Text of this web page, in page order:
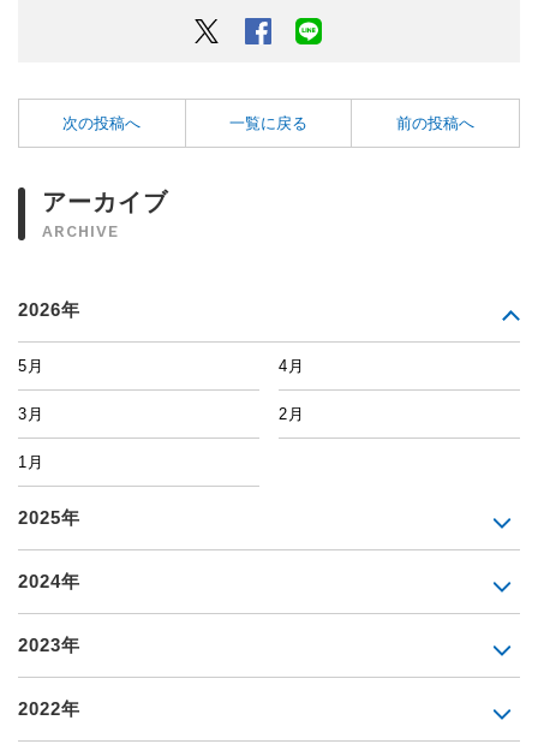
Twitter Facebook
次の投稿へ 一覧に戻る 前の投稿へ
アーカイブ
ARCHIVE
2026年
5月 4月
3月 2月
1月
2025年
2024年
2023年
2022年